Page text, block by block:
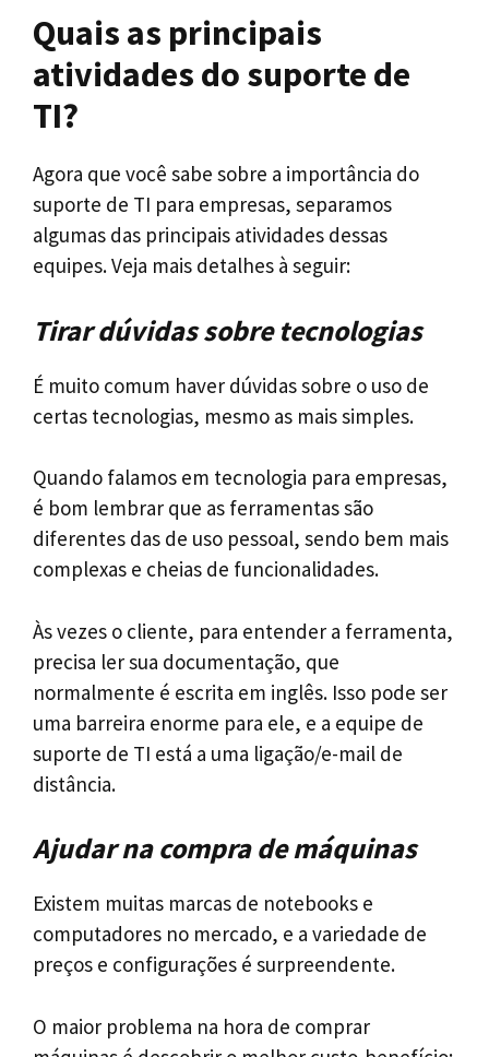
Quais as principais
atividades do suporte de
TI?
Agora que você sabe sobre a importância do
suporte de TI para empresas, separamos
algumas das principais atividades dessas
equipes. Veja mais detalhes à seguir:
Tirar dúvidas sobre tecnologias
É muito comum haver dúvidas sobre o uso de
certas tecnologias, mesmo as mais simples.
Quando falamos em tecnologia para empresas,
é bom lembrar que as ferramentas são
diferentes das de uso pessoal, sendo bem mais
complexas e cheias de funcionalidades.
Às vezes o cliente, para entender a ferramenta,
precisa ler sua documentação, que
normalmente é escrita em inglês. Isso pode ser
uma barreira enorme para ele, e a equipe de
suporte de TI está a uma ligação/e-mail de
distância.
Ajudar na compra de máquinas
Existem muitas marcas de notebooks e
computadores no mercado, e a variedade de
preços e configurações é surpreendente.
O maior problema na hora de comprar